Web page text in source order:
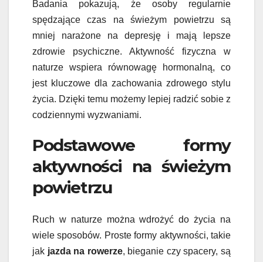
Badania pokazują, że osoby regularnie
spędzające czas na świeżym powietrzu są
mniej narażone na depresję i mają lepsze
zdrowie psychiczne. Aktywność fizyczna w
naturze wspiera równowagę hormonalną, co
jest kluczowe dla zachowania zdrowego stylu
życia. Dzięki temu możemy lepiej radzić sobie z
codziennymi wyzwaniami.
Podstawowe formy
aktywności na świeżym
powietrzu
Ruch w naturze można wdrożyć do życia na
wiele sposobów. Proste formy aktywności, takie
jak jazda na rowerze, bieganie czy spacery, są